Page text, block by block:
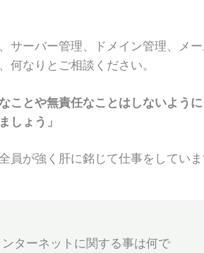
サーバー管理、ドメイン管理、メ
何なりとご相談ください。
ことや無責任なことはしないよう
しょう」
員が強く肝に銘じて仕事をしていま
ターネットに関する事は何で